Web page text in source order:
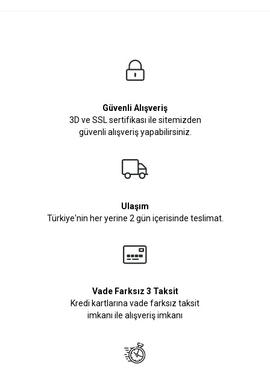
Manken Bedenleri Üst Grup M, Alt Grup 33 Beden ( Medium )
Güvenli Alışveriş
3D ve SSL sertifikası ile sitemizden
güvenli alışveriş yapabilirsiniz.
Ulaşım
Türkiye'nin her yerine 2 gün içerisinde teslimat.
Vade Farksız 3 Taksit
Kredi kartlarına vade farksız taksit
imkanı ile alışveriş imkanı